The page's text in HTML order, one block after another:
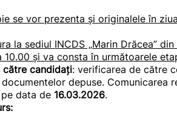
se vor prezenta și originalele în
la sediul INCDS „Marin Drăcea”
10.00 și va consta în următoarele
către candidați: verificarea de către
depuse. Comunicarea
pe data de 16.03.2026.